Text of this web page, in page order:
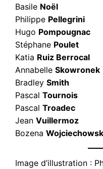
Basile Noël
Philippe Pellegrini
Hugo Pompougnac
Stéphane Poulet
Katia Ruiz Berrocal
AnnabelleSkowronek
BradleySmith
PascalTournois
PascalTroadec
JeanVuillermoz
Bozena
Image d’illustration :